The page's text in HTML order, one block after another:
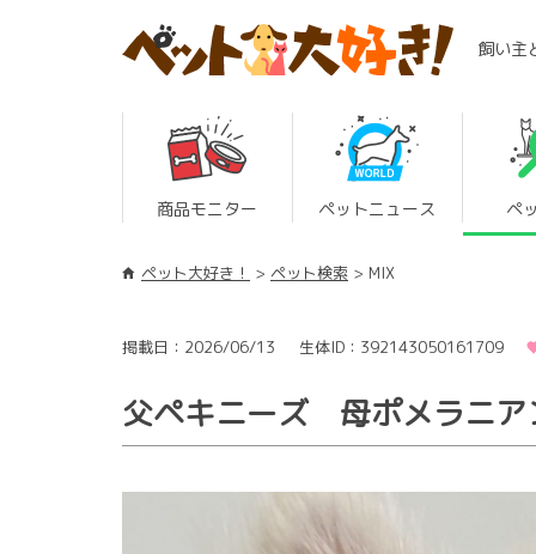
飼い主
商品モニター ペットニュース ペ
ペット大好き！ ペット検索 MIX
掲載日：2026/06/13 生体ID：392143050161709
父ペキニーズ 母ポメラニア